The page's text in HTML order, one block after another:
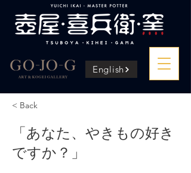
English
< Back
「あなた、やきもの好き
ですか？」